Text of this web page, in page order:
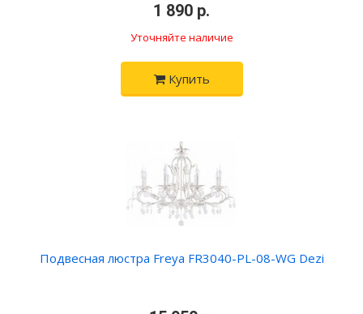
1 890 р.
Уточняйте наличие
Купить
Подвесная люстра Freya FR3040-PL-08-WG Dezi